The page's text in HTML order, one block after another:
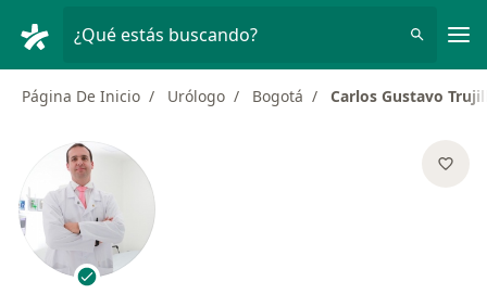
¿Qué estás buscando?
Página De Inicio Urólogo Bogotá Carlos Gustavo